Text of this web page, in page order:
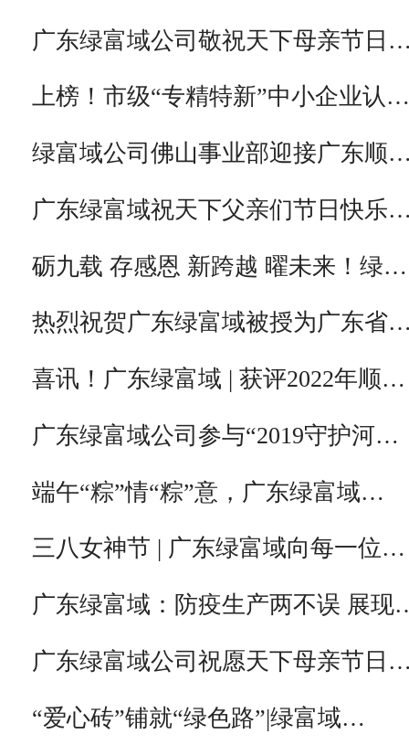
广东绿富域公司敬祝天下母亲节日
上榜！市级“专精特新”中小企业认…
绿富域公司佛山事业部迎接广东顺
广东绿富域祝天下父亲们节日快乐
砺九载 存感恩 新跨越 曜未来！绿…
热烈祝贺广东绿富域被授为广东省
喜讯！广东绿富域 | 获评2022年顺…
广东绿富域公司参与“2019守护河…
端午“粽”情“粽”意，广东绿富域…
三八女神节 | 广东绿富域向每一位…
广东绿富域：防疫生产两不误 展
广东绿富域公司祝愿天下母亲节日
“爱心砖”铺就“绿色路”|绿富域…